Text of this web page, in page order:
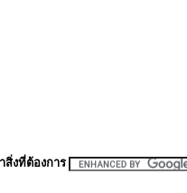
สิ่งที่ต้องการ